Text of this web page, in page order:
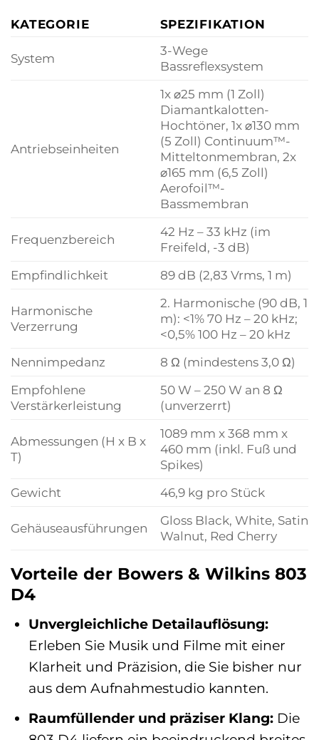
KATEGORIE SPEZIFIKATION
System
3-Wege
Bassreflexsystem
Antriebseinheiten
1x ⌀25 mm (1 Zoll)
Diamantkalotten-
Hochtöner, 1x ⌀130 mm
(5 Zoll) Continuum™-
Mitteltonmembran, 2x
⌀165 mm (6,5 Zoll)
Aerofoil™-
Bassmembran
Frequenzbereich
42 Hz – 33 kHz (im
Freifeld, -3 dB)
Empfindlichkeit
89 dB (2,83 Vrms, 1 m)
Harmonische
Verzerrung
2. Harmonische (90 dB, 1
m): <1% 70 Hz – 20 kHz;
<0,5% 100 Hz – 20 kHz
Nennimpedanz
8 Ω (mindestens 3,0 Ω)
Empfohlene
Verstärkerleistung
50 W – 250 W an 8 Ω
(unverzerrt)
Abmessungen (H x B x
T)
1089 mm x 368 mm x
460 mm (inkl. Fuß und
Spikes)
Gewicht
46,9 kg pro Stück
Gehäuseausführungen
Gloss Black, White, Satin
Walnut, Red Cherry
Vorteile der Bowers & Wilkins 803
D4
Unvergleichliche Detailauflösung:
Erleben Sie Musik und Filme mit einer
Klarheit und Präzision, die Sie bisher nur
aus dem Aufnahmestudio kannten.
Raumfüllender und präziser Klang:Die